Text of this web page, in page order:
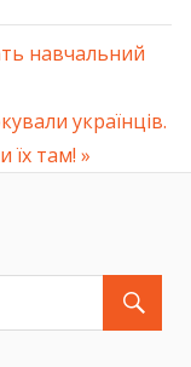
навчальний
українців.
їх там!